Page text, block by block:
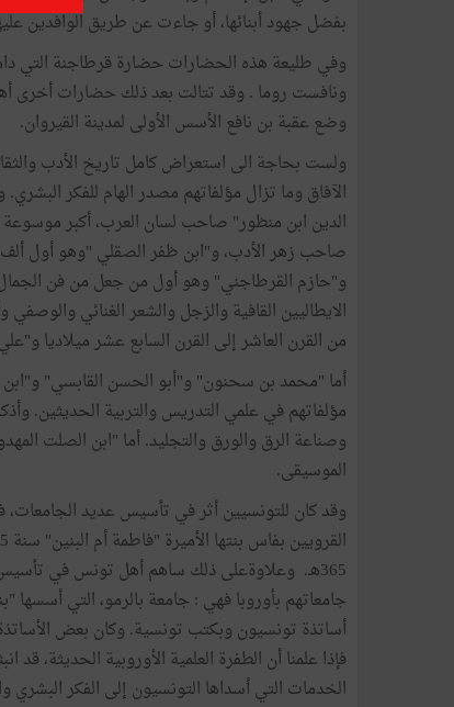
بفضل جهود أبنائها، أو جاءت عن طريق الوافدين
وفي طليعة هذه الحضارات حضارة قرطاجنة التي
ونافست روما . وقد تتالت بعد ذلك حضارات أخرى
وضع عقبة بن نافع الأسس الأولى لمدينة القيروان.
ولست بحاجة الى استعراض كامل تاريخ الأدب
الآفاق وما تزال مؤلفاتهم مصدر الهام للفكر
الدين ابن منظور" صاحب لسان العرب، أكبر موسوعة
صاحب زهر الأدب، و"ابن ظفر الصقلي "وهو أول
و"حازم القرطاجني" وهو أول من جعل من فن الجمال
الايطاليين القافية والزجل والشعر الغنائي
من القرن العاشر إلى القرن السابع عشر ميلاديا
أما "محمد بن سحنون" و"أبو الحسن القابسي"
مؤلفاتهم في علمي التدريس والتربية الحديثين.
وصناعة الرق والورق والتجليد. أما "ابن الصلت
الموسيقى.
365هـ. وعلاوةعلى ذلك ساهم أهل تونس في تأسيس
جامعاتهم بأوروبا فهي : جامعة بالرمو، التي
أساتذة تونسيون وبكتب تونسية. وكان بعض الأساتذة
فإذا علمنا أن الطفرة العلمية الأوروبية
الخدمات التي أسداها التونسيون إلى الفكر البشري